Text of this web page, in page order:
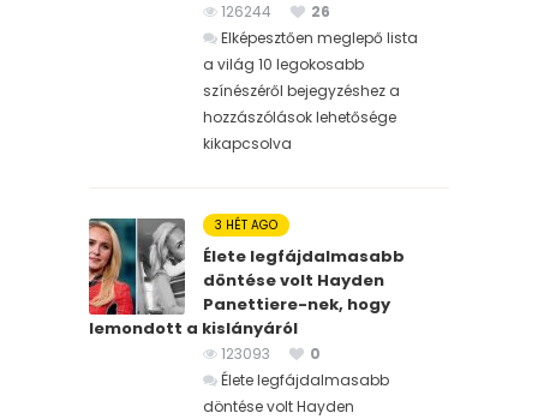
126244
26
Elképesztően meglepő lista
a világ 10 legokosabb
színészéről bejegyzéshez a
hozzászólások lehetősége
kikapcsolva
3 HÉT AGO
Élete legfájdalmasabb
döntése volt Hayden
Panettiere-nek, hogy
lemondott a kislányáról
123093
0
Élete legfájdalmasabb
döntése volt Hayden